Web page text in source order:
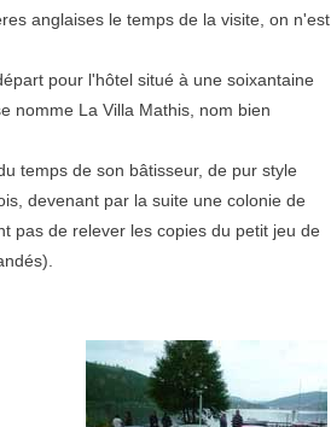
anglaises le temps de la visite, on n'est
pour l'hôtel situé à une soixantaine
nomme La Villa Mathis, nom bien
temps de son bâtisseur, de pur style
devenant par la suite une colonie de
pas de relever les copies du petit jeu de